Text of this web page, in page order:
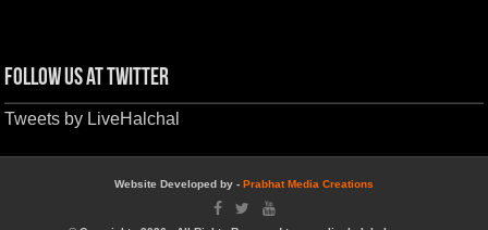
Follow us at Twitter
Tweets by LiveHalchal
Website Developed by - Prabhat Media Creations